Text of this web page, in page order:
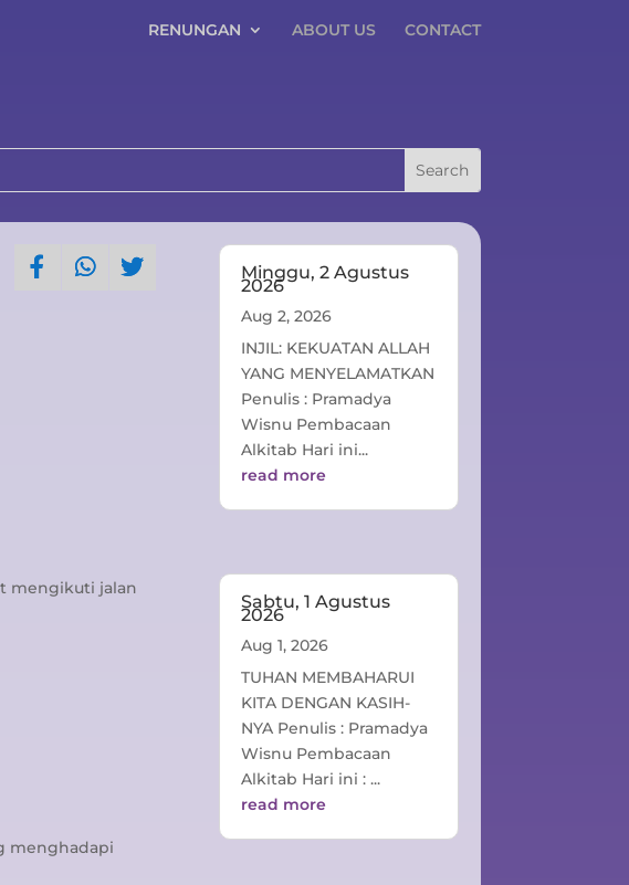
RENUNGAN ABOUT US CONTACT
mengikuti jalan
menghadapi
Minggu, 2 Agustus
2026
Aug 2, 2026
INJIL: KEKUATAN ALLAH
YANG MENYELAMATKAN
Penulis : Pramadya
Wisnu Pembacaan
Alkitab Hari ini...
read more
Sabtu, 1 Agustus
2026
Aug 1, 2026
TUHAN MEMBAHARUI
KITA DENGAN KASIH-
NYA Penulis : Pramadya
Wisnu Pembacaan
Alkitab Hari ini : ...
read more